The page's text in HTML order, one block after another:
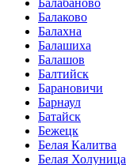
Балабаново
Балаково
Балахна
Балашиха
Балашов
Балтийск
Барановичи
Барнаул
Батайск
Бежецк
Белая Калитва
Белая Холуница